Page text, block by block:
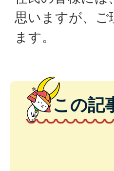
思いますが、
ます。
この記